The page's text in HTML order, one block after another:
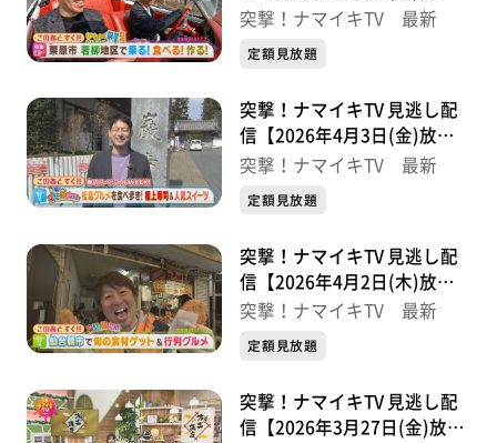
分】
突撃！ナマイキTV 最新
定額見放題
突撃！ナマイキTV 見逃し配
信【2026年4月3日(金)放送
分】
突撃！ナマイキTV 最新
定額見放題
突撃！ナマイキTV 見逃し配
信【2026年4月2日(木)放送
分】
突撃！ナマイキTV 最新
定額見放題
突撃！ナマイキTV 見逃し配
信【2026年3月27日(金)放送